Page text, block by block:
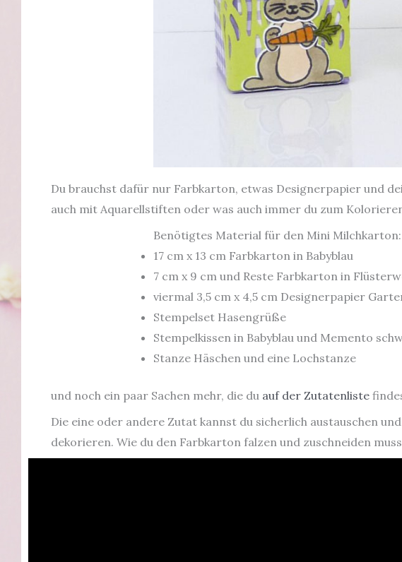
Du brauchst dafür nur Farbkarton, etwas Designerpapier und
auch mit Aquarellstiften oder was auch immer du zum
Benötigtes Material für den Mini Milchkarton:
17 cm x 13 cm Farbkarton in Babyblau
7 cm x 9 cm und Reste Farbkarton in
viermal 3,5 cm x 4,5 cm Designerpapier
Stempelset Hasengrüße
Stempelkissen in Babyblau und Memento
Stanze Häschen und eine Lochstanze
und noch ein paar Sachen mehr, die du auf der Zutatenliste
Die eine oder andere Zutat kannst du sicherlich austauschen
dekorieren. Wie du den Farbkarton falzen und zuschneiden